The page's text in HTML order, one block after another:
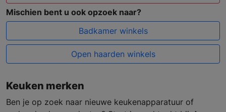
Mischien bent u ook opzoek naar?
Badkamer winkels
Open haarden winkels
Keuken merken
Ben je op zoek naar nieuwe keukenapparatuur of